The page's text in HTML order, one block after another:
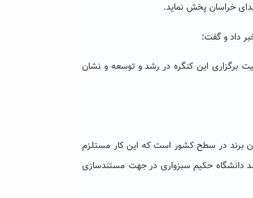
داد و گفت:
برگزاری این کنگره در رشد و توسعه و نشان
برند در سطح کشور است که این کار مستلزم
دانشگاه حکیم سبزواری در جهت مستندسازی